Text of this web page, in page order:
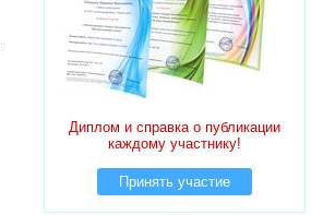
Диплом и справка о публикации
каждому участнику!
Принять участие